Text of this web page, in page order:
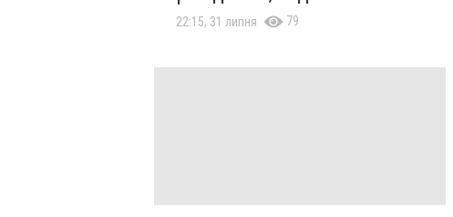
22:15, 31 липня 79